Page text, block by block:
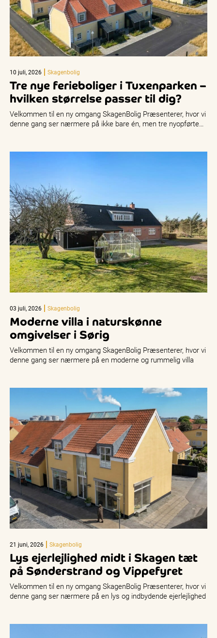
10 juli, 2026 Skagenbolig
Tre nye ferieboliger i Tuxenparken –
hvilken størrelse passer til dig?
Velkommen til en ny omgang SkagenBolig Præsenterer, hvor vi
denne gang ser nærmere på ikke bare én, men tre nyopførte…
03 juli, 2026 Skagenbolig
Moderne villa i naturskønne
omgivelser i Sørig
Velkommen til en ny omgang SkagenBolig Præsenterer, hvor vi
denne gang ser nærmere på en moderne og rummelig villa
21 juni, 2026 Skagenbolig
Lys ejerlejlighed midt i Skagen tæt
på Sønderstrand og Vippefyret
Velkommen til en ny omgang SkagenBolig Præsenterer, hvor vi
denne gang ser nærmere på en lys og indbydende ejerlejlighed